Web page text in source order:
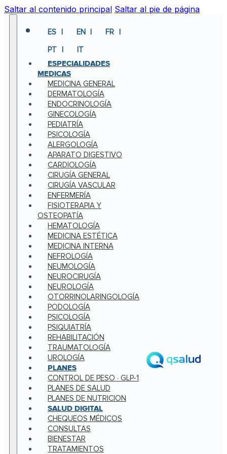
Saltar al contenido principal Saltar al pie de página
ES EN
FR
PT
IT
ESPECIALIDADES
MEDICAS
MEDICINA GENERAL
DERMATOLOGÍA
ENDOCRINOLOGÍA
GINECOLOGÍA
PEDIATRÍA
PSICOLOGÍA
ALERGOLOGÍA
APARATO DIGESTIVO
CARDIOLOGÍA
CIRUGÍA GENERAL
CIRUGÍA VASCULAR
ENFERMERÍA
FISIOTERAPIA Y
OSTEOPATÍA
HEMATOLOGÍA
MEDICINA ESTÉTICA
MEDICINA INTERNA
NEFROLOGÍA
NEUMOLOGÍA
NEUROCIRUGÍA
NEUROLOGÍA
OTORRINOLARINGOLOGÍA
PODOLOGÍA
PSICOLOGÍA
PSIQUIATRÍA
REHABILITACIÓN
TRAUMATOLOGÍA
UROLOGÍA
PLANES
CONTROL DE PESO · GLP-1
PLANES DE SALUD
PLANES DE NUTRICION
SALUD DIGITAL
CHEQUEOS MÉDICOS
CONSULTAS
BIENESTAR
TRATAMIENTOS